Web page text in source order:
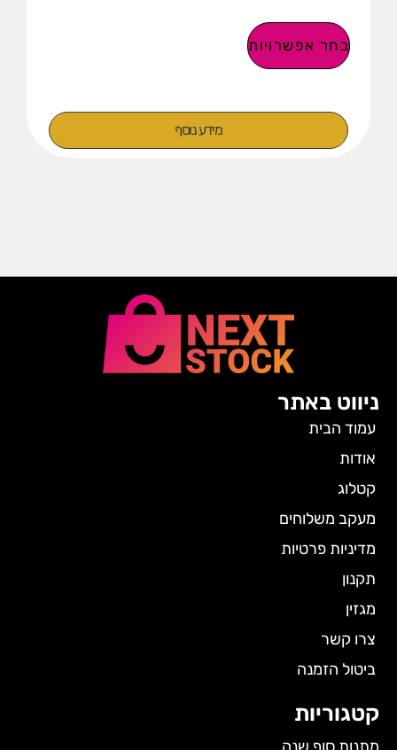
בחר אפשרויות
מידע נוסף
ניווט באתר
עמוד הבית
אודות
קטלוג
מעקב משלוחים
מדיניות פרטיות
תקנון
מגזין
צרו קשר
ביטול הזמנה
קטגוריות